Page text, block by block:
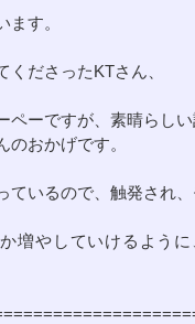
ます。
くださったKTさん、
ペーですが、素晴らし
のおかげです。
ているので、触発され
増やしていけるよう